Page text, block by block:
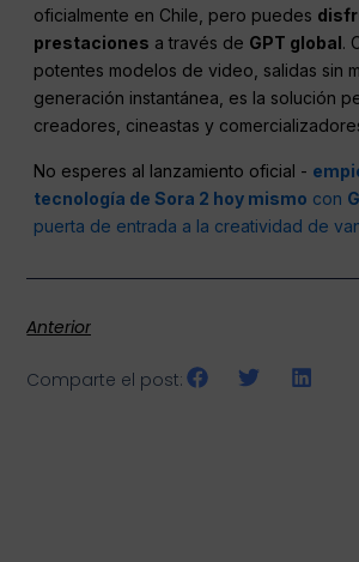
oficialmente en Chile, pero puedes
prestaciones a través de GPT global.
potentes modelos de video, salidas sin
generación instantánea, es la solución
creadores, cineastas y
No esperes al lanzamiento oficial -
tecnología de Sora 2 hoy mismo con
puerta de entrada a la creatividad de
Anterior
Comparte el post: